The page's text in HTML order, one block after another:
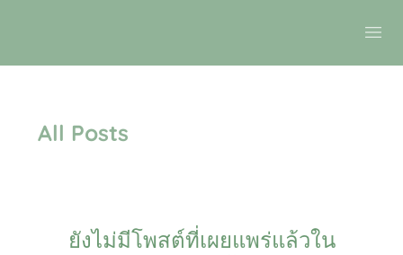
All Posts
ยังไม่มีโพสต์ที่เผยแพร่แล้วใน